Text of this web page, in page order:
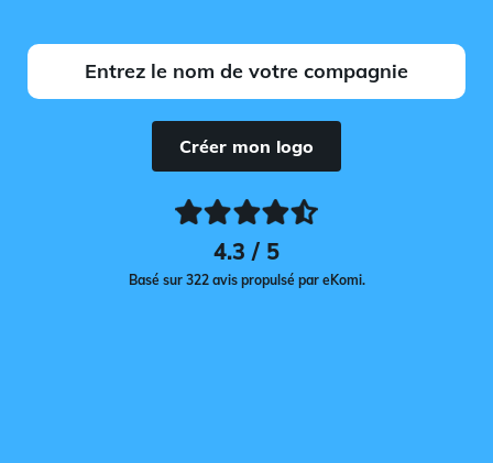
Créer mon logo
4.3 / 5
Basé sur 322 avis propulsé par eKomi.